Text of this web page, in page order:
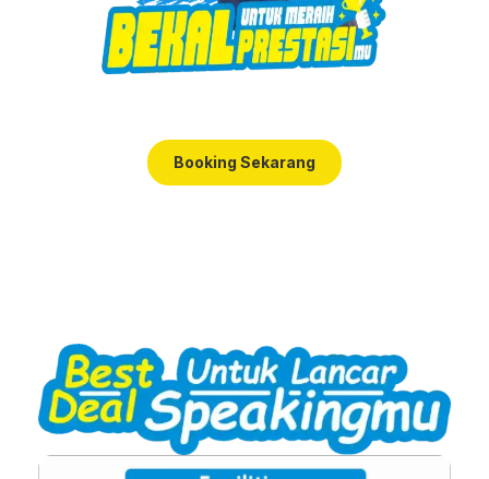
Booking Sekarang